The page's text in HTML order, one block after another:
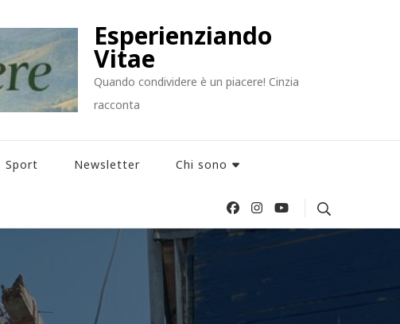
Esperienziando
Vitae
Quando condividere è un piacere! Cinzia
racconta
Sport Newsletter Chi sono